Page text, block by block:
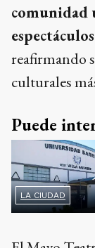
comunidad
reafirmando
culturales
Puede
LA CIUDAD